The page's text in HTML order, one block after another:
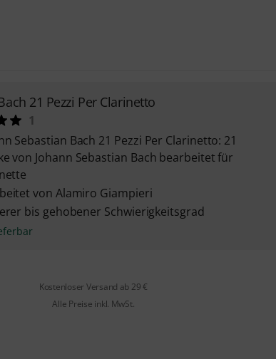
21 Pezzi Per Clarinetto
1
Sebastian Bach 21 Pezzi Per Clarinetto: 21
von Johann Sebastian Bach bearbeitet für
von Alamiro Giampieri
bis gehobener Schwierigkeitsgrad
Kostenloser Versand ab 29 €
Alle Preise inkl. MwSt.